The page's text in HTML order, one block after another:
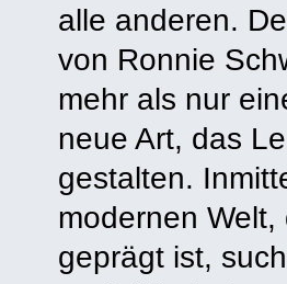
alle anderen.
von Ronnie
mehr als nur
neue Art, das
gestalten.
modernen
geprägt ist,